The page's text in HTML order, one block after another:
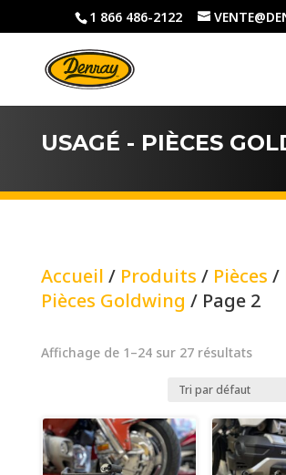
1 866 486-2122
USAGÉ - PIÈCES
Accueil / Produits / Pièces /
Pièces Goldwing / Page 2
Affichage de 1–24 sur 27 résultats